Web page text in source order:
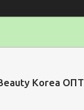
Korea ОПТ